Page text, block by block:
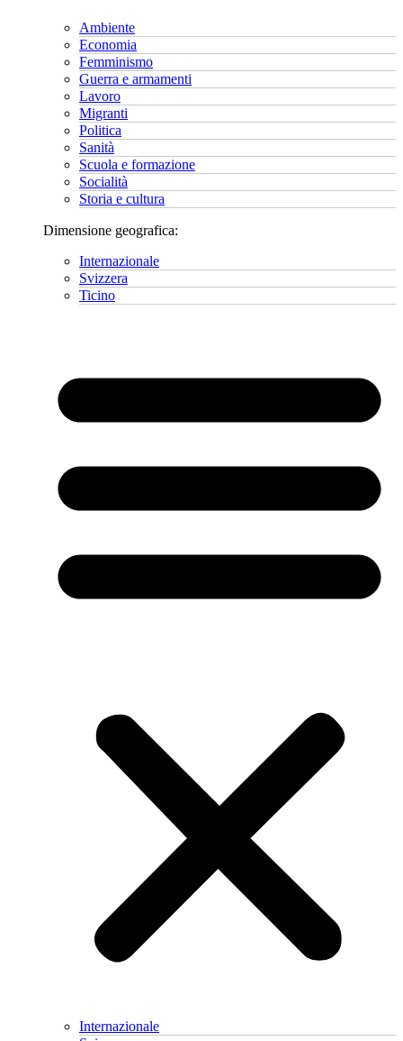
Ambiente
Economia
Femminismo
Guerra e armamenti
Lavoro
Migranti
Politica
Sanità
Scuola e formazione
Socialità
Storia e cultura
Dimensione geografica:
Internazionale
Svizzera
Ticino
Internazionale